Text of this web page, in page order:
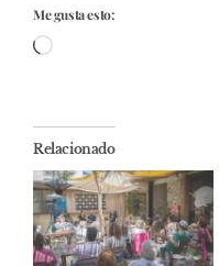
Me gusta esto:
Cargando...
Relacionado